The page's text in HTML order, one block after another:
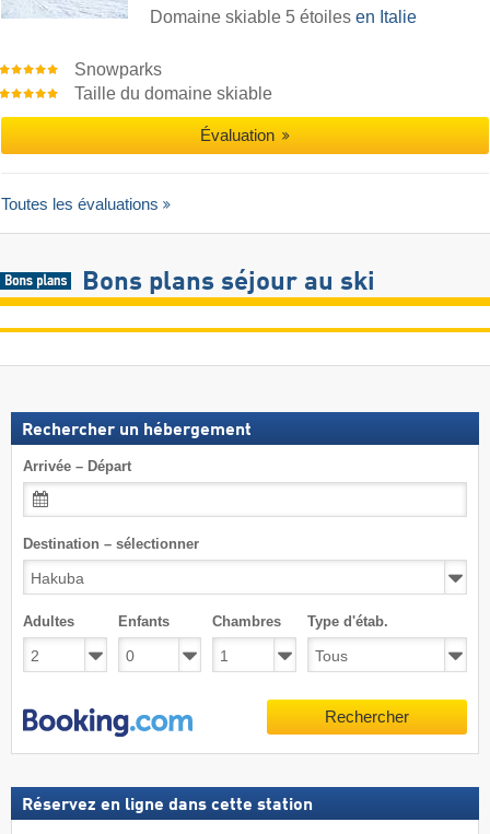
Domaine skiable 5 étoiles en Italie
Snowparks
Taille du domaine skiable
Évaluation
Toutes les évaluations
Bons plans séjour au ski
Rechercher un hébergement
Arrivée – Départ
Destination – sélectionner
Adultes Enfants Chambres Type d'étab.
Rechercher
Réservez en ligne dans cette station